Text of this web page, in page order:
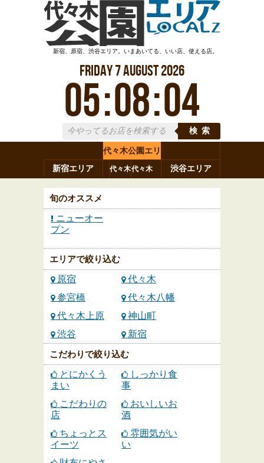
新宿、原宿、渋谷エリア。いまあいてる、いい店、使える店。
Friday7August2026
05:08:04
検索
新宿エリア
代々木公園エリ
ア
渋谷エリア
原宿 代々木参宮橋
代々木
八幡
代々木
上原 神山町 渋谷 新宿
旬のオススメ
ニューオー
プン
エリアで絞り込む
原宿
代々木
参宮橋
代々木八幡
代々木上原
神山町
渋谷
新宿
こだわりで絞り込む
とにかくう
まい
しっかり食
事
こだわりの
店
おいしいお
酒
ちょっとス
イーツ
雰囲気がい
い